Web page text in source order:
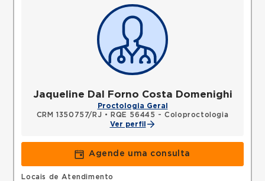
Jaqueline Dal Forno Costa Domenighi
Proctologia Geral
CRM 1350757/RJ •
RQE 56445 - Coloproctologia
Ver perfil
Agende uma consulta
Locais de Atendimento